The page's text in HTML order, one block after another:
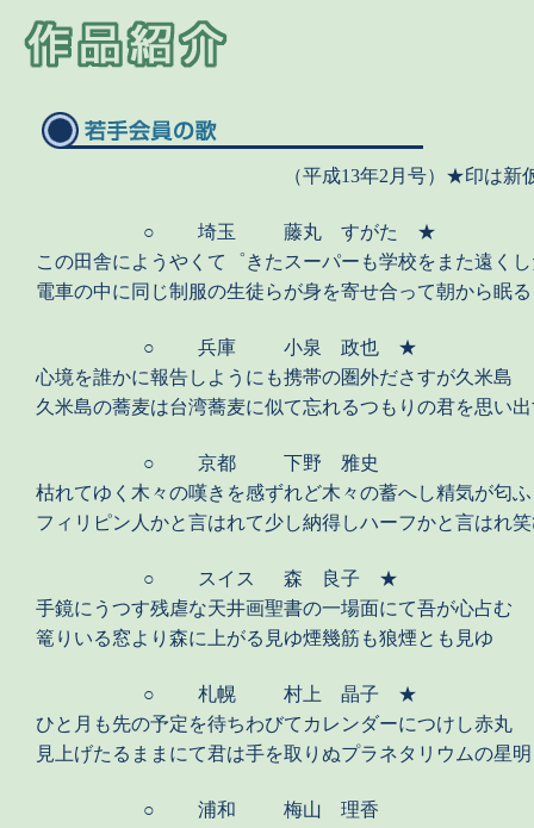
（平成13年2月号）★印は新
○ 埼玉
藤丸 すがた ★
この田舎にようやくて゜きたスーパーも学校をまた遠く
電車の中に同じ制服の生徒らが身を寄せ合って朝から眠る
○ 兵庫
小泉 政也 ★
心境を誰かに報告しようにも携帯の圏外ださすが久米島
久米島の蕎麦は台湾蕎麦に似て忘れるつもりの君を思い
○ 京都
下野 雅史
枯れてゆく木々の嘆きを感ずれど木々の蓄へし精気が匂ふ
フィリピン人かと言はれて少し納得しハーフかと言はれ
○ スイス
森 良子 ★
手鏡にうつす残虐な天井画聖書の一場面にて吾が心占む
篭りいる窓より森に上がる見ゆ煙幾筋も狼煙とも見ゆ
○ 札幌
村上 晶子 ★
ひと月も先の予定を待ちわびてカレンダーにつけし赤丸
見上げたるままにて君は手を取りぬプラネタリウムの星
○ 浦和
梅山 理香